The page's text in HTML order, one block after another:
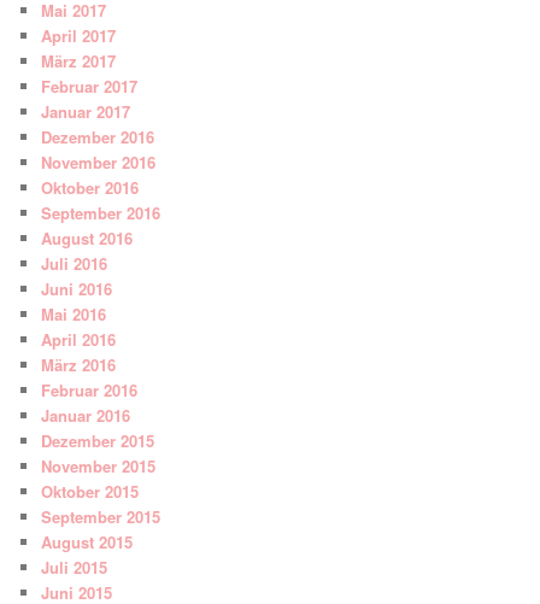
Mai 2017
April 2017
März 2017
Februar 2017
Januar 2017
Dezember 2016
November 2016
Oktober 2016
September 2016
August 2016
Juli 2016
Juni 2016
Mai 2016
April 2016
März 2016
Februar 2016
Januar 2016
Dezember 2015
November 2015
Oktober 2015
September 2015
August 2015
Juli 2015
Juni 2015